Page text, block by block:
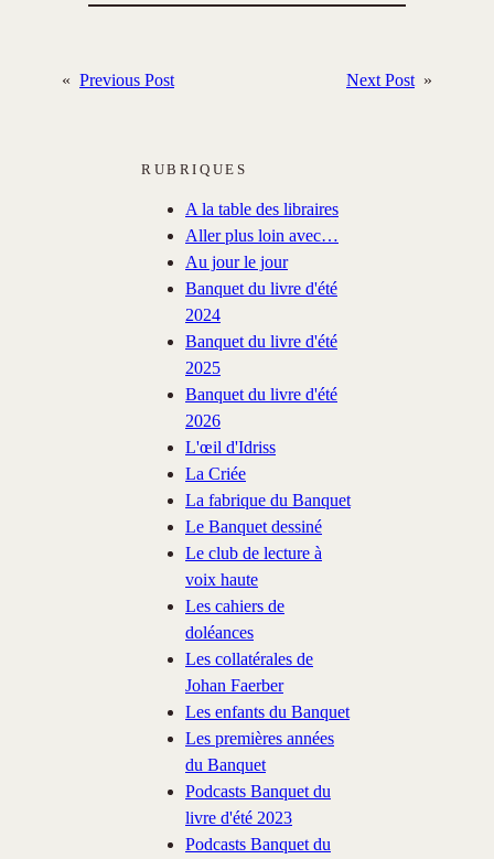
« Previous Post Next Post »
RUBRIQUES
A la table des libraires
Aller plus loin avec…
Au jour le jour
Banquet du livre d'été
2024
Banquet du livre d'été
2025
Banquet du livre d'été
2026
L'œil d'Idriss
La Criée
La fabrique du Banquet
Le Banquet dessiné
Le club de lecture à
voix haute
Les cahiers de
doléances
Les collatérales de
Johan Faerber
Les enfants du Banquet
Les premières années
du Banquet
Podcasts Banquet du
livre d'été 2023
Podcasts Banquet du